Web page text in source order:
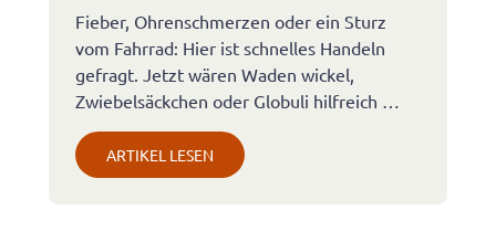
Fieber, Ohrenschmerzen oder ein Sturz
vom Fahrrad: Hier ist schnelles Handeln
gefragt. Jetzt wären Waden wickel,
Zwiebelsäckchen oder Globuli hilfreich …
ARTIKEL LESEN